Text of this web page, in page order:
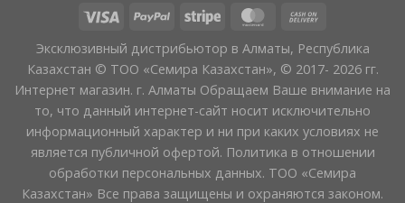
Эксклюзивный дистрибьютор в Алматы, Республика
Казахстан © ТОО «Семира Казахстан», © 2017- 2026 гг.
Интернет магазин. г. Алматы Обращаем Ваше внимание на
то, что данный интернет-сайт носит исключительно
информационный характер и ни при каких условиях не
является публичной офертой. Политика в отношении
обработки персональных данных. ТОО «Семира
Казахстан» Все права защищены и охраняются законом.